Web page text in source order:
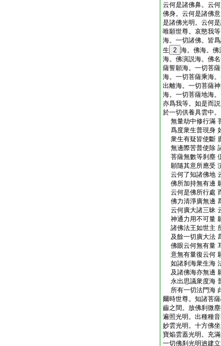
云何是諸佛鼻。云
佛身。云何是諸佛
是諸佛光明。云何
唯願世尊。哀愍我
海。一切諸佛。皆
生 2 海。佛海。佛
海。佛演説海。佛
薩誓願海。一切菩
海。一切菩薩乘海
出離海。一切菩薩
海。一切菩薩地海
亦爲我等。如是而
於一切供養具雲中
無量劫中修行滿
爲度衆生普現身
衆生有疑皆使斷
無邊際苦普使除
菩薩無數等刹塵
願隨其意所應受
云何了知諸佛地
佛所加持無有邊
云何是佛所行處
佛力清淨廣無邊
云何廣大諸三昧
神通力用不可量
諸佛法王如世主
及餘一切廣大法
佛眼云何無有量
意無有量復云何
如諸刹海衆生海
及諸佛海亦無邊
永出思議衆度海
所有一切法門海
爾時世尊。知諸菩
齒之間。放佛刹微
遍照光明。出種種
妙雲光明。十方佛
寶焔雲蓋光明。充
一切佛刹光明逈建